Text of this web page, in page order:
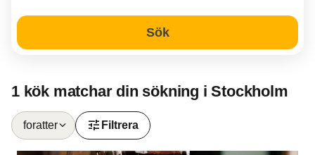
Sök
1 kök matchar din sökning i Stockholm
foratter tune Filtrera